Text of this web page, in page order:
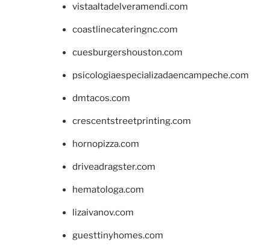
vistaaltadelveramendi.com
coastlinecateringnc.com
cuesburgershouston.com
psicologiaespecializadaencampeche.com
dmtacos.com
crescentstreetprinting.com
hornopizza.com
driveadragster.com
hematologa.com
lizaivanov.com
guesttinyhomes.com